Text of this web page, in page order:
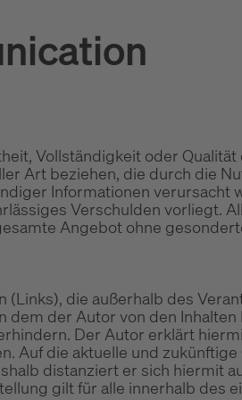
Vollständigkeit oder
Art beziehen, die durch die
Informationen verursacht
Verschulden vorliegt.
Angebot ohne
die außerhalb des
der Autor von den
Der Autor erklärt
Auf die aktuelle und
distanziert er sich hiermit
gilt für alle innerhalb des